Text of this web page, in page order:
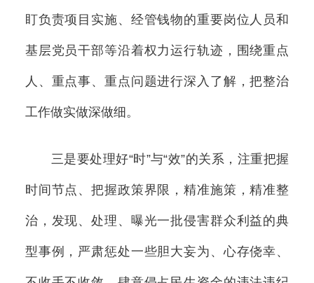
盯负责项目实施、经管钱物的重要岗位人员和
基层党员干部等沿着权力运行轨迹，围绕重点
人、重点事、重点问题进行深入了解，把整治
工作做实做深做细。
三是要处理好“时”与“效”的关系，注重把握
时间节点、把握政策界限，精准施策，精准整
治，发现、处理、曝光一批侵害群众利益的典
型事例，严肃惩处一些胆大妄为、心存侥幸、